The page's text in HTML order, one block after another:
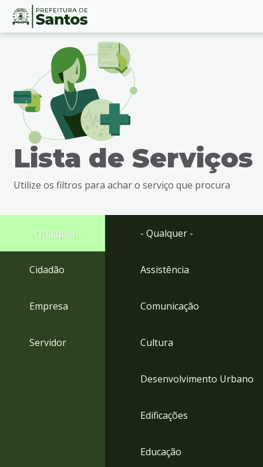
Ir
busca
Ir
rodapé
Conteúdo
Lista de Serviços
Utilize os filtros para achar o serviço que procura
- Qualquer -
Cidadão
Empresa
Servidor
- Qualquer -
Assistência
Comunicação
Cultura
Desenvolvimento Urbano
Edificações
Educação